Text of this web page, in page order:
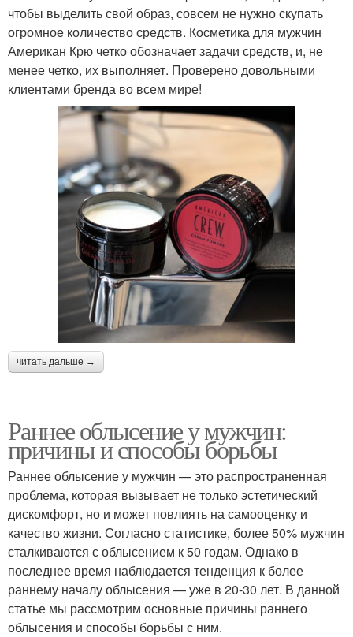
чтобы выделить свой образ, совсем не нужно скупать
огромное количество средств. Косметика для мужчин
Американ Крю четко обозначает задачи средств, и, не
менее четко, их выполняет. Проверено довольными
клиентами бренда во всем мире!
читать дальше →
Раннее облысение у мужчин:
причины и способы борьбы
Раннее облысение у мужчин — это распространенная
проблема, которая вызывает не только эстетический
дискомфорт, но и может повлиять на самооценку и
качество жизни. Согласно статистике, более 50% мужчин
сталкиваются с облысением к 50 годам. Однако в
последнее время наблюдается тенденция к более
раннему началу облысения — уже в 20-30 лет. В данной
статье мы рассмотрим основные причины раннего
облысения и способы борьбы с ним.